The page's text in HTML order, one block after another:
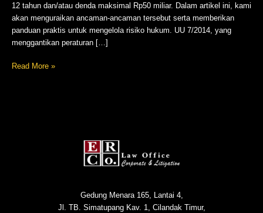
12 tahun dan/atau denda maksimal Rp50 miliar. Dalam artikel ini, kami
akan menguraikan ancaman-ancaman tersebut serta memberikan
panduan praktis untuk mengelola risiko hukum. UU 7/2014, yang
menggantikan peraturan […]
Read More »
Gedung Menara 165, Lantai 4,
Jl. TB. Simatupang Kav. 1, Cilandak Timur,